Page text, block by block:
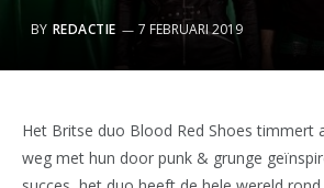
BY REDACTIE 7 FEBRUARI 2019
Het Britse duo Blood Red Shoes timmert
weg met hun door punk & grunge